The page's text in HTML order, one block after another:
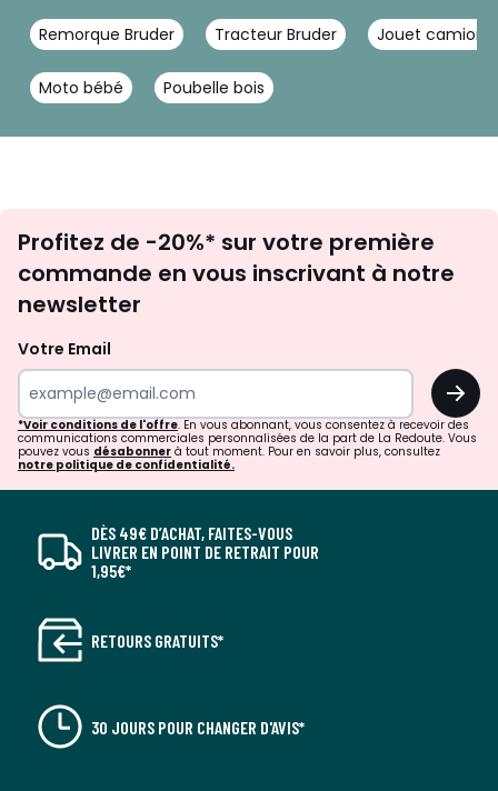
Remorque Bruder Tracteur Bruder Jouet camion
Moto bébé Poubelle bois
newsletter
Profitez de -20%* sur votre première
commande en vous inscrivant à notre
newsletter
Votre Email
OK
*Voir conditions de l'offre. En vous abonnant, vous consentez à recevoir des
communications commerciales personnalisées de la part de La Redoute. Vous
pouvez vous désabonner à tout moment. Pour en savoir plus, consultez
notre politique de confidentialité.
DÈS 49€ D’ACHAT, FAITES-VOUS
LIVRER EN POINT DE RETRAIT POUR
1,95€*
RETOURS GRATUITS*
30 JOURS POUR CHANGER D'AVIS*